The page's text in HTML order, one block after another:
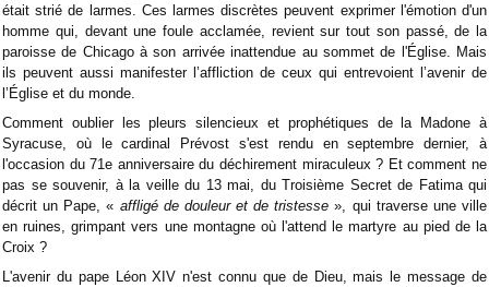
était strié de larmes. Ces larmes discrètes peuvent exprimer l'émotion d'un
homme qui, devant une foule acclamée, revient sur tout son passé, de la
paroisse de Chicago à son arrivée inattendue au sommet de l'Église. Mais
ils peuvent aussi manifester l’affliction de ceux qui entrevoient l’avenir de
l’Église et du monde.
Comment oublier les pleurs silencieux et prophétiques de la Madone à
Syracuse, où le cardinal Prévost s'est rendu en septembre dernier, à
l'occasion du 71e anniversaire du déchirement miraculeux ? Et comment ne
pas se souvenir, à la veille du 13 mai, du Troisième Secret de Fatima qui
décrit un Pape, « affligé de douleur et de tristesse », qui traverse une ville
en ruines, grimpant vers une montagne où l'attend le martyre au pied de la
Croix ?
L'avenir du pape Léon XIV n'est connu que de Dieu, mais le message de